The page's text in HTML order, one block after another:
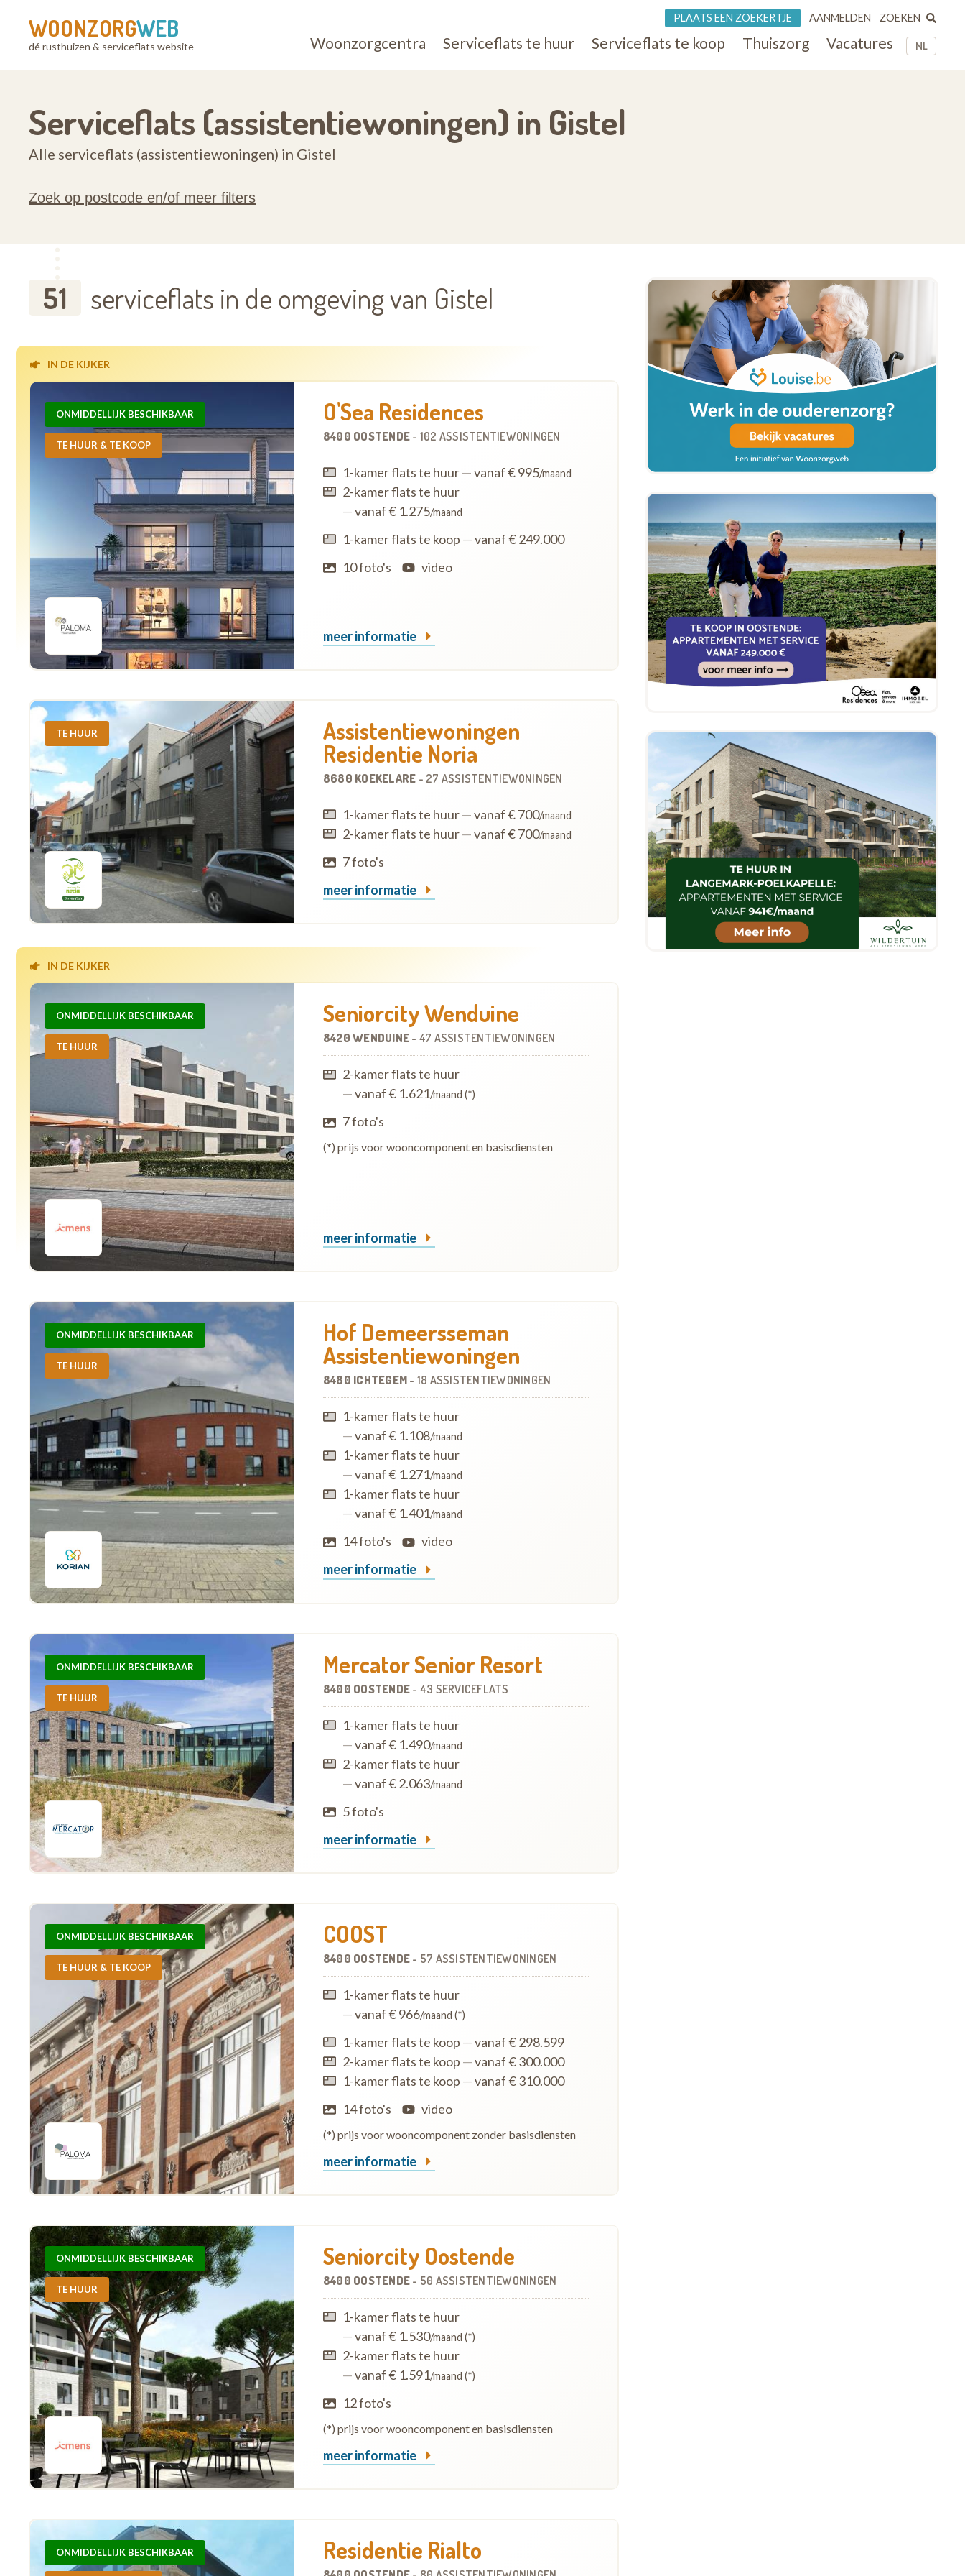
WOONZORGWEB
dé rusthuizen & serviceflats website NL
Woonzorgcentra Serviceflats te huur Serviceflats te koop Thuiszorg Vacatures
PLAATS EEN ZOEKERTJE AANMELDEN ZOEKEN
Serviceflats (assistentiewoningen) in Gistel
Alle serviceflats (assistentiewoningen) in Gistel
Zoek op postcode en/of meer filters
51 serviceflats in de omgeving van Gistel
IN DE KIJKER
ONMIDDELLIJK BESCHIKBAAR
TE HUUR & TE KOOP
O'Sea Residences
8400 OOSTENDE - 102 ASSISTENTIEWONINGEN
1-kamer flats te huur—vanaf € 995/maand
2-kamer flats te huur
—vanaf € 1.275/maand
1-kamer flats te koop —vanaf € 249.000
10 foto's
video
meer informatie
TE HUUR Assistentiewoningen
Residentie Noria
8680 KOEKELARE - 27 ASSISTENTIEWONINGEN
1-kamer flats te huur—vanaf € 700/maand
2-kamer flats te huur—vanaf € 700/maand
7 foto's
meer informatie
IN DE KIJKER
ONMIDDELLIJK BESCHIKBAAR
TE HUUR
Seniorcity Wenduine
8420 WENDUINE - 47 ASSISTENTIEWONINGEN
2-kamer flats te huur
—vanaf € 1.621/maand (*)
7 foto's
(*) prijs voor wooncomponent en basisdiensten
meer informatie
ONMIDDELLIJK BESCHIKBAAR
TE HUUR
Hof Demeersseman
Assistentiewoningen
8480 ICHTEGEM - 18 ASSISTENTIEWONINGEN
1-kamer flats te huur
—vanaf € 1.108/maand
1-kamer flats te huur
—vanaf € 1.271/maand
1-kamer flats te huur
—vanaf € 1.401/maand
14 foto's
video
meer informatie
ONMIDDELLIJK BESCHIKBAAR
TE HUUR
Mercator Senior Resort
8400 OOSTENDE - 43 SERVICEFLATS
1-kamer flats te huur
—vanaf € 1.490/maand
2-kamer flats te huur
—vanaf € 2.063/maand
5 foto's
meer informatie
ONMIDDELLIJK BESCHIKBAAR
TE HUUR & TE KOOP
COOST
8400 OOSTENDE - 57 ASSISTENTIEWONINGEN
1-kamer flats te huur
—vanaf € 966/maand (*)
1-kamer flats te koop —vanaf € 298.599
2-kamer flats te koop —vanaf € 300.000
1-kamer flats te koop —vanaf € 310.000
14 foto's
video
(*) prijs voor wooncomponent zonder basisdiensten
meer informatie
ONMIDDELLIJK BESCHIKBAAR
TE HUUR
Seniorcity Oostende
8400 OOSTENDE - 50 ASSISTENTIEWONINGEN
1-kamer flats te huur
—vanaf € 1.530/maand (*)
2-kamer flats te huur
—vanaf € 1.591/maand (*)
12 foto's
(*) prijs voor wooncomponent en basisdiensten
meer informatie
ONMIDDELLIJK BESCHIKBAAR Residentie Rialto